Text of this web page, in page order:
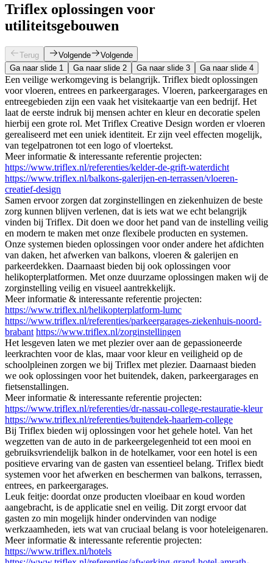
Triflex oplossingen voor
utiliteitsgebouwen
Terug Volgende
Volgende
Ga naar slide 1
Ga naar slide 2 Ga naar slide 3 Ga naar slide 4
Een veilige werkomgeving is belangrijk. Triflex biedt oplossingen
voor vloeren, entrees en parkeergarages. Vloeren, parkeergarages en
entreegebieden zijn een vaak het visitekaartje van een bedrijf. Het
laat de eerste indruk bij mensen achter en kleur en decoratie spelen
hierbij een grote rol. Met Triflex Creative Design worden er vloeren
gerealiseerd met een uniek identiteit. Er zijn veel effecten mogelijk,
van tegelpatronen tot een logo of vloertekst.
Meer informatie & interessante referentie projecten:
https://www.triflex.nl/referenties/kelder-de-grift-waterdicht
https://www.triflex.nl/balkons-galerijen-en-terrassen/vloeren-
creatief-design
Samen ervoor zorgen dat zorginstellingen en ziekenhuizen de beste
zorg kunnen blijven verlenen, dat is iets wat we echt belangrijk
vinden bij Triflex. Dit doen we door het pand van de instelling veilig
en modern te maken met onze flexibele producten en systemen.
Onze systemen bieden oplossingen voor onder andere het afdichten
van daken, het afwerken van balkons, vloeren & galerijen en
parkeerdekken. Daarnaast bieden bij ook oplossingen voor
helikopterplatformen. Met onze duurzame oplossingen maken wij de
zorginstelling veilig en visueel aantrekkelijk.
Meer informatie & interessante referentie projecten:
https://www.triflex.nl/helikopterplatform-lumc
https://www.triflex.nl/referenties/parkeergarages-ziekenhuis-noord-
brabant https://www.triflex.nl/zorginstellingen
Het lesgeven laten we met plezier over aan de gepassioneerde
leerkrachten voor de klas, maar voor kleur en veiligheid op de
schoolpleinen zorgen we bij Triflex met plezier. Daarnaast bieden
we ook oplossingen voor het buitendek, daken, parkeergarages en
fietsenstallingen.
Meer informatie & interessante referentie projecten:
https://www.triflex.nl/referenties/dr-nassau-college-restauratie-kleur
https://www.triflex.nl/referenties/buitendek-haarlem-college
Bij Triflex bieden wij oplossingen voor het gehele hotel. Van het
wegzetten van de auto in de parkeergelegenheid tot een mooi en
gebruiksvriendelijk balkon in de hotelkamer, voor een hotel is een
positieve ervaring van de gasten van essentieel belang. Triflex biedt
systemen voor het afwerken en beschermen van balkons, terrassen,
entrees, en parkeergarages.
Leuk feitje: doordat onze producten vloeibaar en koud worden
aangebracht, is de applicatie snel en veilig. Dit zorgt ervoor dat
gasten zo min mogelijk hinder ondervinden van nodige
werkzaamheden, iets wat van cruciaal belang is voor hoteleigenaren.
Meer informatie & interessante referentie projecten:
https://www.triflex.nl/hotels